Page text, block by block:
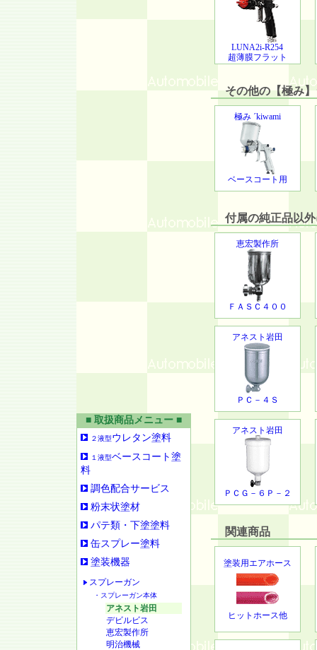
LUNA2i-R254
超薄膜フラット
その他の【極み】
極み ´kiwami
ベースコート用
付属の純正品以外
恵宏製作所
ＦＡＳＣ４００
アネスト岩田
ＰＣ－４Ｓ
アネスト岩田
ＰＣＧ－６Ｐ－２
関連商品
塗装用エアホース
ヒットホース他
■ 取扱商品メニュー ■
２液型ウレタン塗料
１液型ベースコート塗
料
調色配合サービス
粉末状塗材
パテ類・下塗塗料
缶スプレー塗料
塗装機器
スプレーガン
・スプレーガン本体
アネスト岩田
デビルビス
恵宏製作所
明治機械